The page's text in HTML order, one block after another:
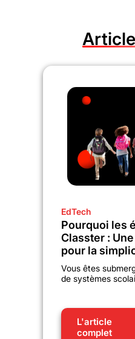
EdTech
Pourquoi les
Classter :
pour la
Vous êtes
de systèmes
L'article
complet